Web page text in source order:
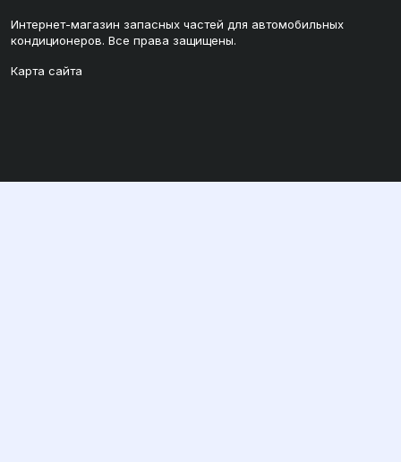
Интернет-магазин запасных частей для автомобильных
кондиционеров. Все права защищены.
Карта сайта